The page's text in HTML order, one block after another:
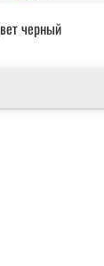
черный